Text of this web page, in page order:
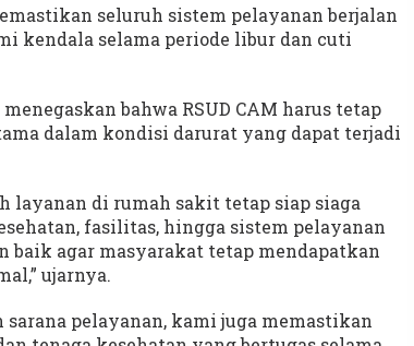
seluruh sistem pelayanan berjalan
kendala selama periode libur dan cuti
bahwa RSUD CAM harus tetap
dalam kondisi darurat yang dapat terjadi
layanan di rumah sakit tetap siap siaga
fasilitas, hingga sistem pelayanan
baik agar masyarakat tetap mendapatkan
ujarnya.
pelayanan, kami juga memastikan